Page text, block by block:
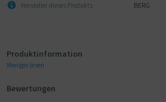
Hersteller dieses Produkts BERG
Produktinformation
Weniger lesen
Bewertungen